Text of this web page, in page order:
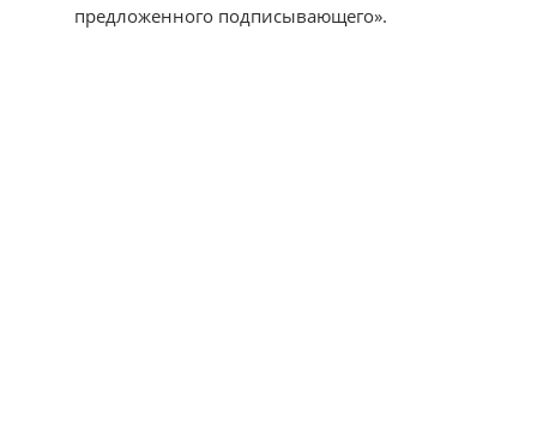
предложенного подписывающего».